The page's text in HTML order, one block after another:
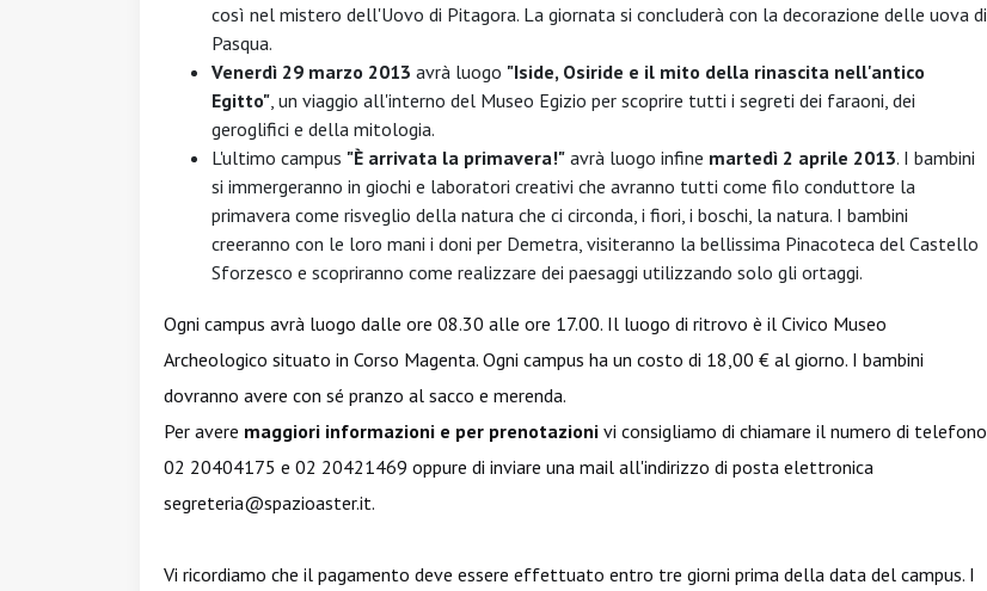
così nel mistero dell'Uovo di Pitagora. La giornata si concluderà con la decorazione delle uova di
Pasqua.
Venerdì 29 marzo 2013 avrà luogo "Iside, Osiride e il mito della rinascita nell'antico
Egitto", un viaggio all'interno del Museo Egizio per scoprire tutti i segreti dei faraoni, dei
geroglifici e della mitologia.
L'ultimo campus "È arrivata la primavera!" avrà luogo infine martedì 2 aprile 2013. I bambini
si immergeranno in giochi e laboratori creativi che avranno tutti come filo conduttore la
primavera come risveglio della natura che ci circonda, i fiori, i boschi, la natura. I bambini
creeranno con le loro mani i doni per Demetra, visiteranno la bellissima Pinacoteca del Castello
Sforzesco e scopriranno come realizzare dei paesaggi utilizzando solo gli ortaggi.
Ogni campus avrà luogo dalle ore 08.30 alle ore 17.00. Il luogo di ritrovo è il Civico Museo
Archeologico situato in Corso Magenta. Ogni campus ha un costo di 18,00 € al giorno. I bambini
dovranno avere con sé pranzo al sacco e merenda.
Per avere maggiori informazioni e per prenotazioni vi consigliamo di chiamare il numero di telefono
02 20404175 e 02 20421469 oppure di inviare una mail all'indirizzo di posta elettronica
segreteria@spazioaster.it.
Vi ricordiamo che il pagamento deve essere effettuato entro tre giorni prima della data del campus. I